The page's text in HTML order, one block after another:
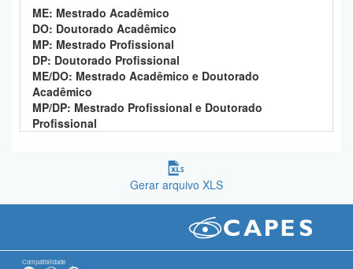
ME: Mestrado Acadêmico
DO: Doutorado Acadêmico
MP: Mestrado Profissional
DP: Doutorado Profissional
ME/DO: Mestrado Acadêmico e Doutorado
Acadêmico
MP/DP: Mestrado Profissional e Doutorado
Profissional
Gerar arquivo XLS
Compatibilidade